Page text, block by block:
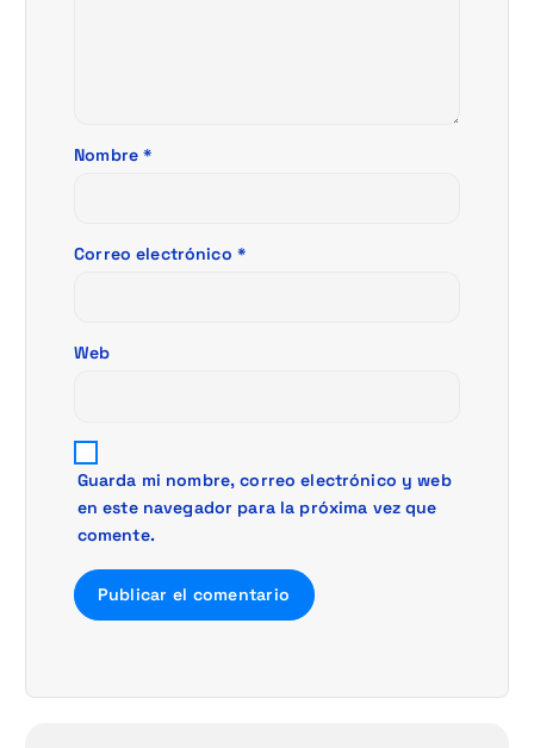
Nombre*
Correo electrónico *
Web
Guarda mi nombre, correo electrónico y web
en este navegador para la próxima vez que
comente.